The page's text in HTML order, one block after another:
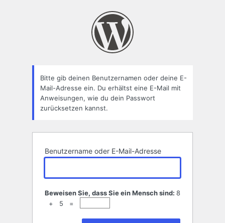
Bitte gib deinen Benutzernamen oder deine E-
Mail-Adresse ein. Du erhältst eine E-Mail mit
Anweisungen, wie du dein Passwort
zurücksetzen kannst.
Benutzername oder E-Mail-Adresse
Beweisen Sie, dass Sie ein Mensch sind: 8
+ 5 =